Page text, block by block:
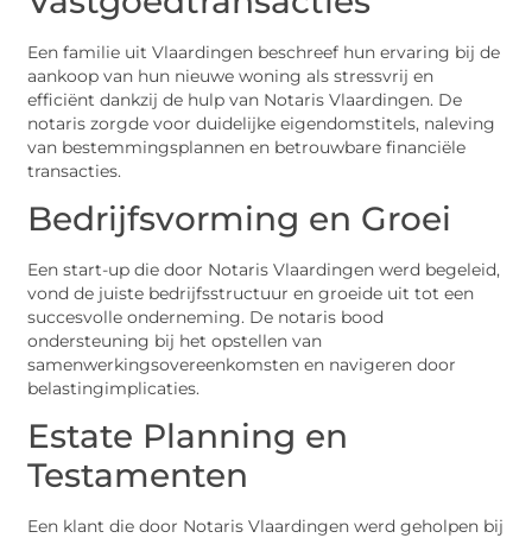
Een familie uit Vlaardingen beschreef hun ervaring bij de
aankoop van hun nieuwe woning als stressvrij en
efficiënt dankzij de hulp van Notaris Vlaardingen. De
notaris zorgde voor duidelijke eigendomstitels, naleving
van bestemmingsplannen en betrouwbare financiële
transacties.
Bedrijfsvorming en Groei
Een start-up die door Notaris Vlaardingen werd begeleid,
vond de juiste bedrijfsstructuur en groeide uit tot een
succesvolle onderneming. De notaris bood
ondersteuning bij het opstellen van
samenwerkingsovereenkomsten en navigeren door
belastingimplicaties.
Estate Planning en
Testamenten
Een klant die door Notaris Vlaardingen werd geholpen bij